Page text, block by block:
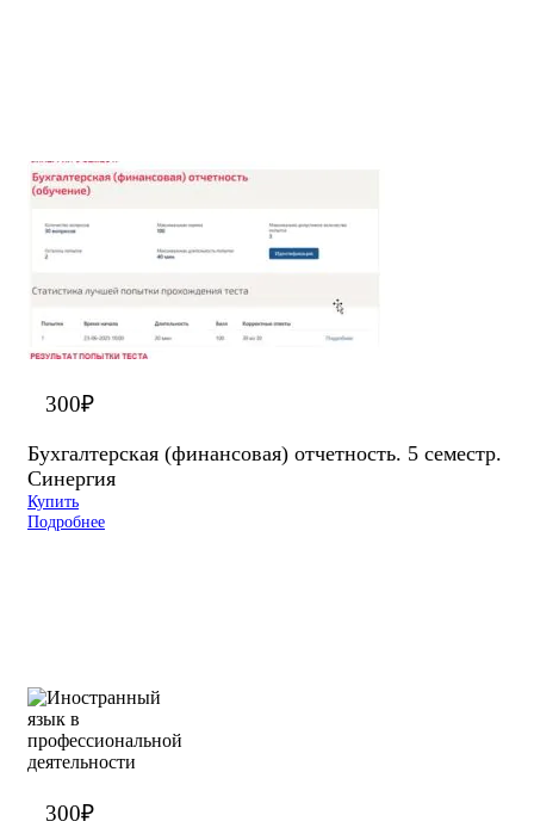
300₽
Бухгалтерская (финансовая) отчетность. 5 семестр.
Синергия
Купить
Подробнее
300₽